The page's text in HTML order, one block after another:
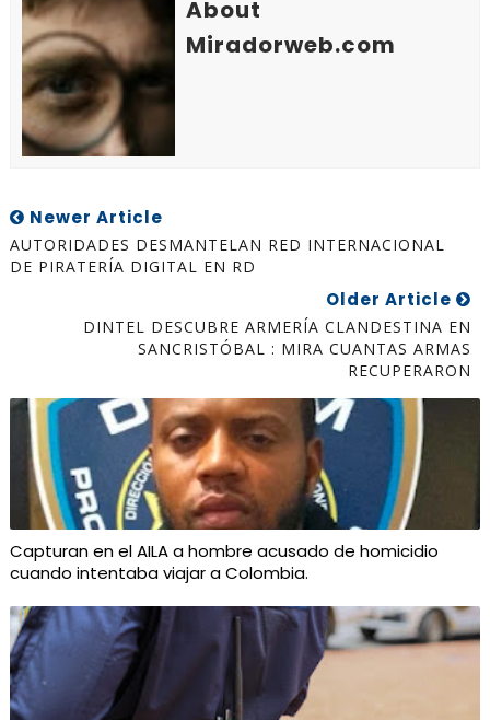
About
Miradorweb.com
Newer Article
AUTORIDADES DESMANTELAN RED INTERNACIONAL
DE PIRATERÍA DIGITAL EN RD
Older Article
DINTEL DESCUBRE ARMERÍA CLANDESTINA EN
SANCRISTÓBAL : MIRA CUANTAS ARMAS
RECUPERARON
Capturan en el AILA a hombre acusado de homicidio
cuando intentaba viajar a Colombia.